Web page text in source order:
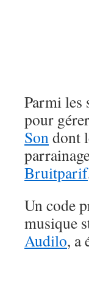
Parmi les
pour
Sondont
Bruitparif
Un code
musique
Audilo, a